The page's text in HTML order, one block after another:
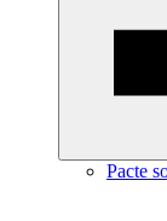
Pacte